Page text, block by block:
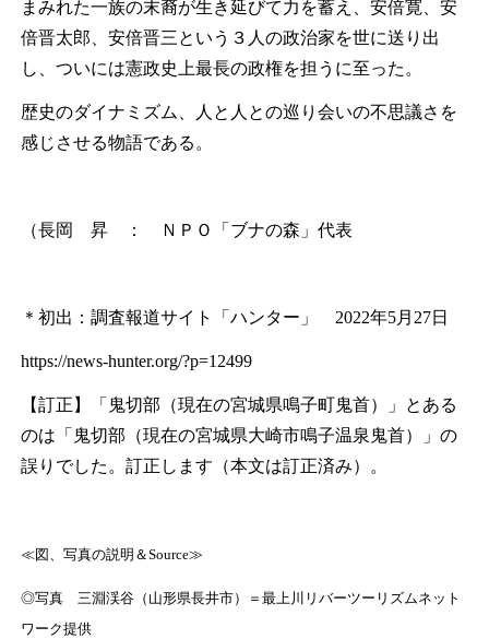
まみれた一族の末裔が生き延びて力を蓄え、安倍寛、安
倍晋太郎、安倍晋三という３人の政治家を世に送り出
し、ついには憲政史上最長の政権を担うに至った。
歴史のダイナミズム、人と人との巡り会いの不思議さを
感じさせる物語である。
（長岡 昇 ： ＮＰＯ「ブナの森」代表
＊初出：調査報道サイト「ハンター」 2022年5月27日
https://news-hunter.org/?p=12499
【訂正】「鬼切部（現在の宮城県鳴子町鬼首）」とある
のは「鬼切部（現在の宮城県大崎市鳴子温泉鬼首）」の
誤りでした。訂正します（本文は訂正済み）。
≪図、写真の説明＆Source≫
◎写真 三淵渓谷（山形県長井市）＝最上川リバーツーリズムネット
ワーク提供